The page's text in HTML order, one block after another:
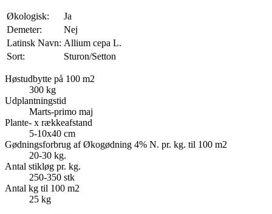
Økologisk:
Ja
Demeter:
Nej
Latinsk Navn: Allium cepa L.
Sort:
Sturon/Setton
Høstudbytte på 100 m2
300 kg
Udplantningstid
Marts-primo maj
Plante- x rækkeafstand
5-10x40 cm
Gødningsforbrug af Økogødning 4% N. pr. kg. til 100 m2
20-30 kg.
Antal stikløg pr. kg.
250-350 stk
Antal kg til 100 m2
25 kg